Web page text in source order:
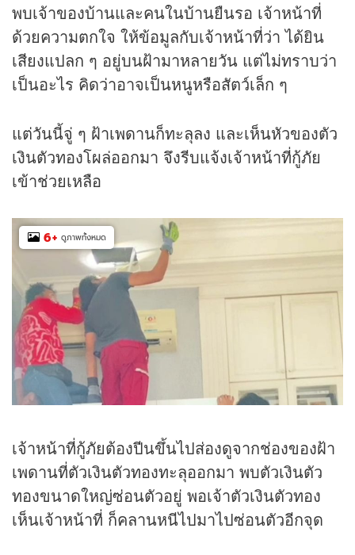
พบเจ้าของบ้านและคนในบ้านยืนรอ เจ้าหน้าที่
ด้วยความตกใจ ให้ข้อมูลกับเจ้าหน้าที่ว่า ได้ยิน
เสียงแปลก ๆ อยู่บนฝ้ามาหลายวัน แต่ไม่ทราบว่า
เป็นอะไร คิดว่าอาจเป็นหนูหรือสัตว์เล็ก ๆ
แต่วันนี้จู่ ๆ ฝ้าเพดานก็ทะลุลง และเห็นหัวของตัว
เงินตัวทองโผล่ออกมา จึงรีบแจ้งเจ้าหน้าที่กู้ภัย
เข้าช่วยเหลือ
6+ ดูภาพทั้งหมด
เจ้าหน้าที่กู้ภัยต้องปีนขึ้นไปส่องดูจากช่องของฝ้า
เพดานที่ตัวเงินตัวทองทะลุออกมา พบตัวเงินตัว
ทองขนาดใหญ่ซ่อนตัวอยู่ พอเจ้าตัวเงินตัวทอง
เห็นเจ้าหน้าที่ ก็คลานหนีไปมาไปซ่อนตัวอีกจุด